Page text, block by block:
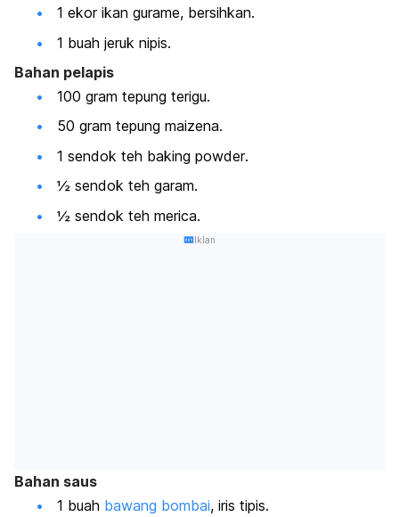
1 ekor ikan gurame, bersihkan.
1 buah jeruk nipis.
Bahan pelapis
100 gram tepung terigu.
50 gram tepung maizena.
1 sendok teh baking powder.
½ sendok teh garam.
½ sendok teh merica.
Iklan
Bahan saus
1 buah bawang bombai, iris tipis.